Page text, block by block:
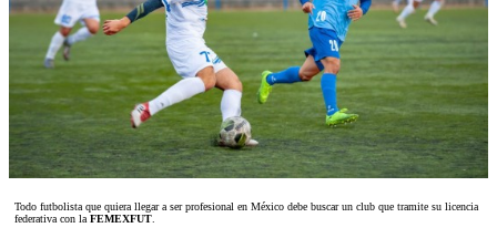
Todo futbolista que quiera llegar a ser profesional en México debe buscar un club que tramite su licencia
federativa con la FEMEXFUT